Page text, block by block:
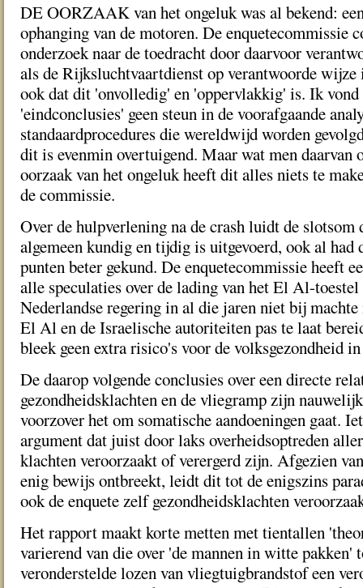
DE OORZAAK van het ongeluk was al bekend:
ophanging van de motoren. De enquetecommissie
onderzoek naar de toedracht door daarvoor
als de Rijksluchtvaartdienst op verantwoorde wijze
ook dat dit 'onvolledig' en 'oppervlakkig' is. Ik vond
'eindconclusies' geen steun in de voorafgaande
standaardprocedures die wereldwijd worden
dit is evenmin overtuigend. Maar wat men daarvan
oorzaak van het ongeluk heeft dit alles niets te
de commissie.
Over de hulpverlening na de crash luidt de slotsom
algemeen kundig en tijdig is uitgevoerd, ook al had
punten beter gekund. De enquetecommissie heeft
alle speculaties over de lading van het El Al-
Nederlandse regering in al die jaren niet bij machte
El Al en de Israelische autoriteiten pas te laat
bleek geen extra risico's voor de volksgezondheid
De daarop volgende conclusies over een directe
gezondheidsklachten en de vliegramp zijn
voorzover het om somatische aandoeningen gaat.
argument dat juist door laks overheidsoptreden
klachten veroorzaakt of verergerd zijn. Afgezien
enig bewijs ontbreekt, leidt dit tot de enigszins
ook de enquete zelf gezondheidsklachten
Het rapport maakt korte metten met tientallen
varierend van die over 'de mannen in witte pakken'
veronderstelde lozen van vliegtuigbrandstof een